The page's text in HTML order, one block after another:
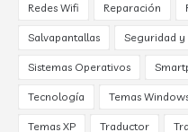
Redes Wifi Reparación
Salvapantallas Seguridad y
Sistemas Operativos
Tecnología Temas
Temas XP Traductor